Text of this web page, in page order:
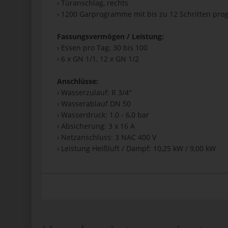
› Türanschlag, rechts
› 1200 Garprogramme mit bis zu 12 Schritten
Fassungsvermögen / Leistung:
› Essen pro Tag: 30 bis 100
› 6 x GN 1/1, 12 x GN 1/2
Anschlüsse:
› Wasserzulauf: R 3/4"
› Wasserablauf DN 50
› Wasserdruck: 1,0 - 6,0 bar
› Absicherung: 3 x 16 A
› Netzanschluss: 3 NAC 400 V
› Leistung Heißluft / Dampf: 10,25 kW / 9,00 kW